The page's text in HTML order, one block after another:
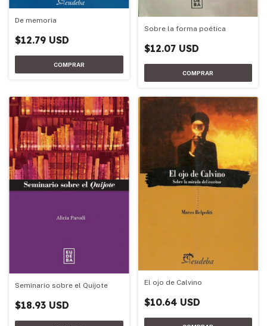
De memoria
$12.79 USD
Sobre la forma poética
$12.07 USD
Seminario sobre el Quijote
$18.93 USD
El ojo de Calvino
$10.64 USD